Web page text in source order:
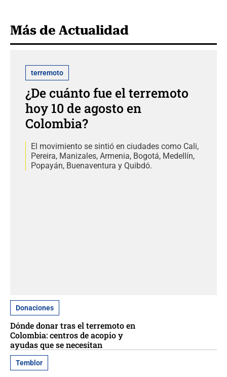
Más de Actualidad
terremoto
¿De cuánto fue el terremoto
hoy 10 de agosto en
Colombia?
El movimiento se sintió en ciudades como Cali,
Pereira, Manizales, Armenia, Bogotá, Medellín,
Popayán, Buenaventura y Quibdó.
Donaciones
Dónde donar tras el terremoto en
Colombia: centros de acopio y
ayudas que se necesitan
Temblor